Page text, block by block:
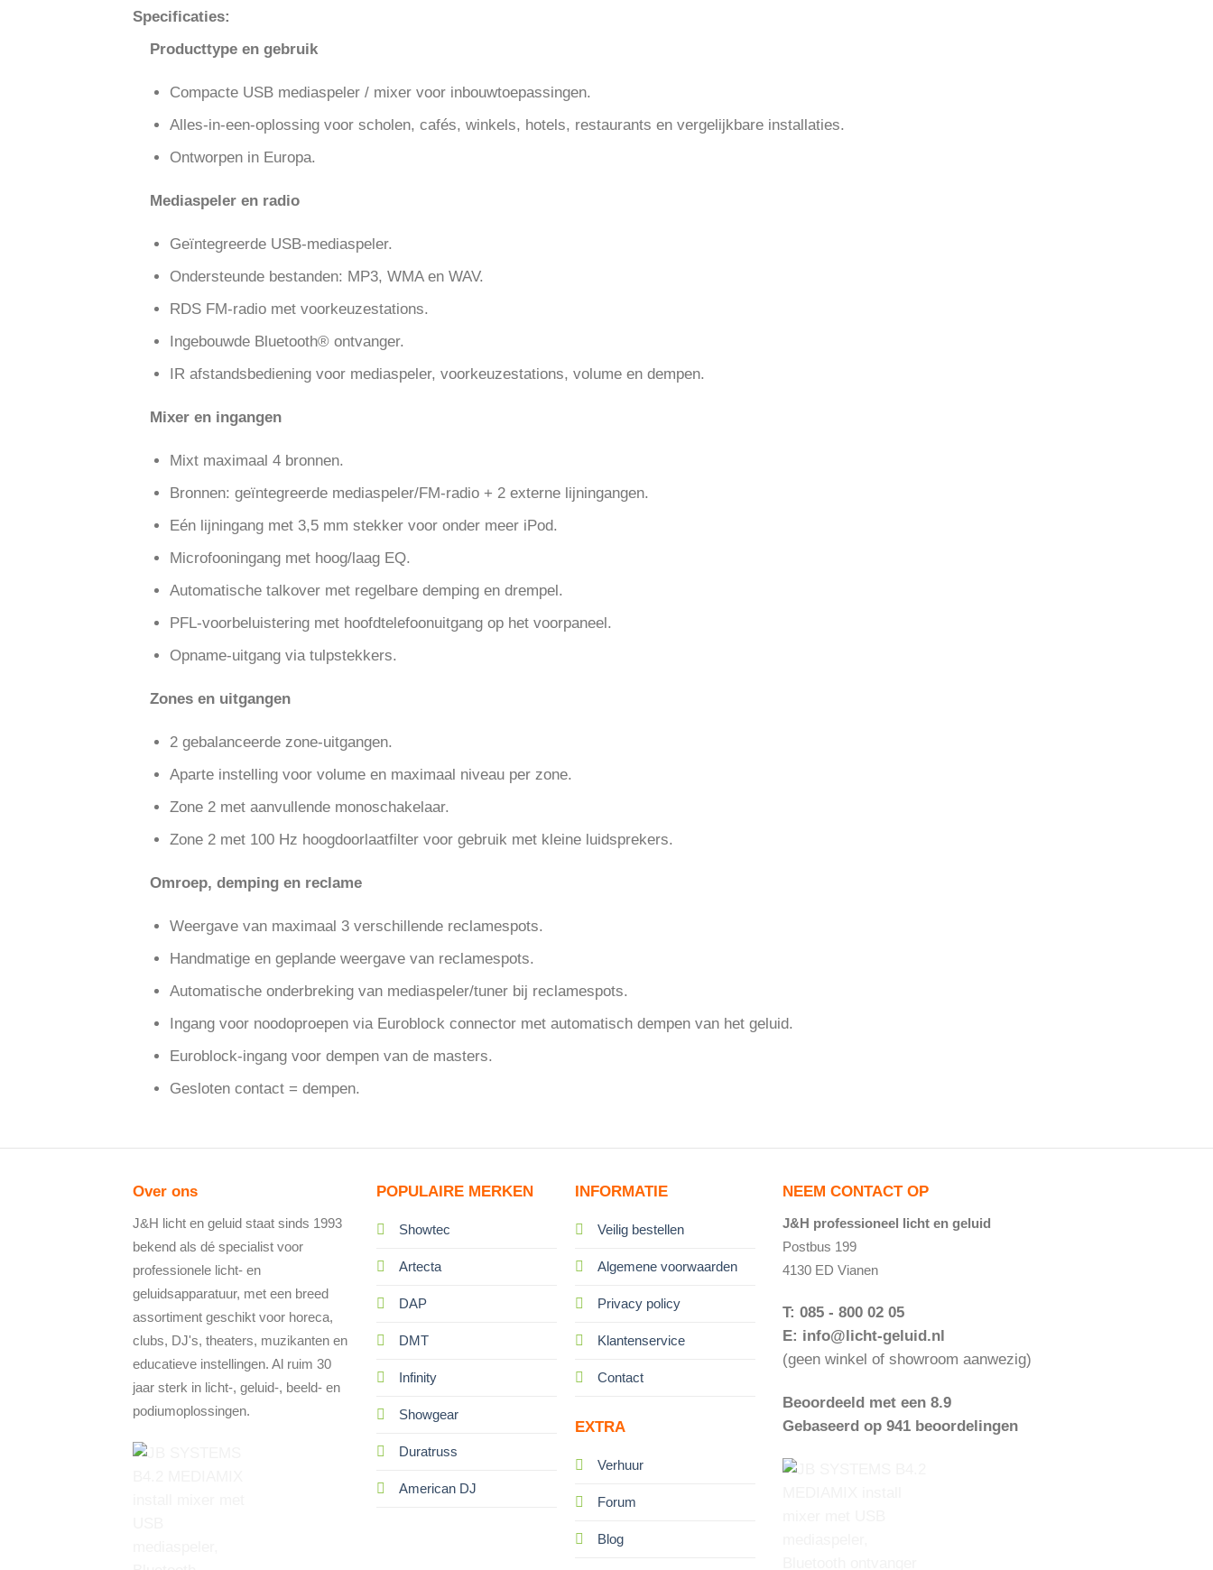
Specificaties:
Producttype en gebruik
Compacte USB mediaspeler / mixer voor inbouwtoepassingen.
Alles-in-een-oplossing voor scholen, cafés, winkels, hotels, restaurants en vergelijkbare installaties.
Ontworpen in Europa.
Mediaspeler en radio
Geïntegreerde USB-mediaspeler.
Ondersteunde bestanden: MP3, WMA en WAV.
RDS FM-radio met voorkeuzestations.
Ingebouwde Bluetooth® ontvanger.
IR afstandsbediening voor mediaspeler, voorkeuzestations, volume en dempen.
Mixer en ingangen
Mixt maximaal 4 bronnen.
Bronnen: geïntegreerde mediaspeler/FM-radio + 2 externe lijningangen.
Eén lijningang met 3,5 mm stekker voor onder meer iPod.
Microfooningang met hoog/laag EQ.
Automatische talkover met regelbare demping en drempel.
PFL-voorbeluistering met hoofdtelefoonuitgang op het voorpaneel.
Opname-uitgang via tulpstekkers.
Zones en uitgangen
2 gebalanceerde zone-uitgangen.
Aparte instelling voor volume en maximaal niveau per zone.
Zone 2 met aanvullende monoschakelaar.
Zone 2 met 100 Hz hoogdoorlaatfilter voor gebruik met kleine luidsprekers.
Omroep, demping en reclame
Weergave van maximaal 3 verschillende reclamespots.
Handmatige en geplande weergave van reclamespots.
Automatische onderbreking van mediaspeler/tuner bij reclamespots.
Ingang voor noodoproepen via Euroblock connector met automatisch dempen van het geluid.
Euroblock-ingang voor dempen van de masters.
Gesloten contact = dempen.
Over ons
J&H licht en geluid staat sinds 1993
bekend als dé specialist voor
professionele licht- en
geluidsapparatuur, met een breed
assortiment geschikt voor horeca,
clubs, DJ's, theaters, muzikanten en
educatieve instellingen. Al ruim 30
jaar sterk in licht-, geluid-, beeld- en
podiumoplossingen.
POPULAIRE MERKEN
Showtec
Artecta
DAP
DMT
Infinity
Showgear
Duratruss
American DJ
INFORMATIE
Veilig bestellen
Algemene voorwaarden
Privacy policy
Klantenservice
Contact
EXTRA
Verhuur
Forum
Blog
NEEM CONTACT OP
J&H professioneel licht en geluid
Postbus 199
4130 ED Vianen
T: 085 - 800 02 05
E: info@licht-geluid.nl
(geen winkel of showroom aanwezig)
Beoordeeld met een 8.9
Gebaseerd op 941 beoordelingen